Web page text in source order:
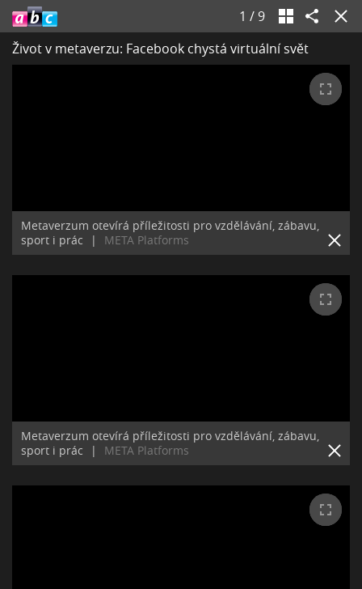
1 / 9
Život v metaverzu: Facebook chystá virtuální svět
Metaverzum otevírá příležitosti pro vzdělávání, zábavu,
sport i prác
| META Platforms
Metaverzum otevírá příležitosti pro vzdělávání, zábavu,
sport i prác
| META Platforms